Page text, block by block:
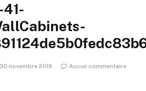
30 novembre 2019
Aucun commentaire